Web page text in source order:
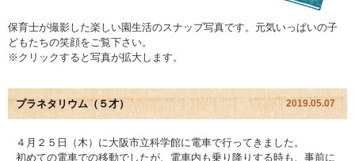
保育士が撮影した楽しい園生活のスナップ写真です。元気いっぱいの子
どもたちの笑顔をご覧下さい。
※クリックすると写真が拡大します。
プラネタリウム（５才） 2019.05.07
４月２５日（木）に大阪市立科学館に電車で行ってきました。
初めての電車での移動でしたが、電車内も乗り降りする時も、事前に
お知らせ
園児アルバム